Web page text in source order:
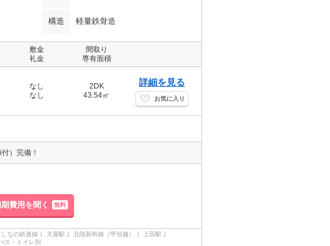
構造 軽量鉄骨造
敷金
礼金
間取り
専有面積
なし
なし
2DK
43.54㎡
詳細を見る
お気に入り
）完備！
費用を聞く 無料
しなの鉄道線 大屋駅 北陸新幹線（甲信越）
上田駅
ス・トイレ別